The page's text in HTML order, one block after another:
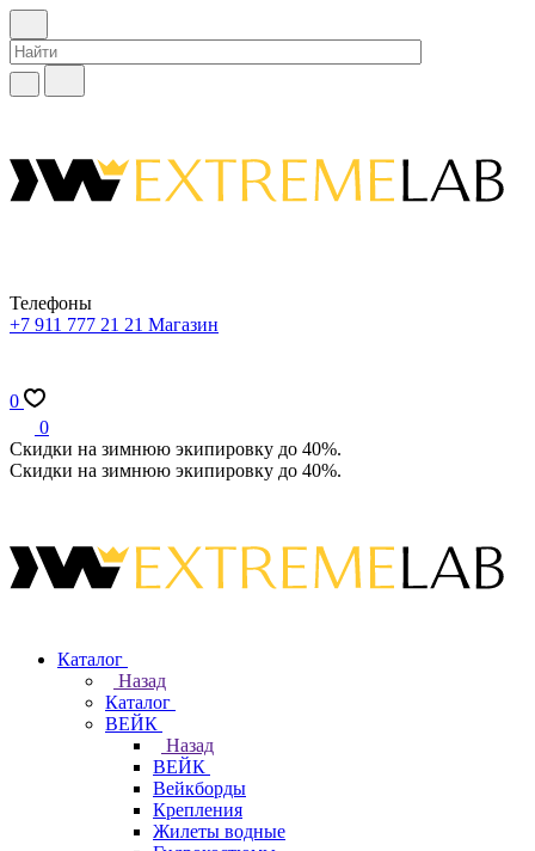
Телефоны
+7 911 777 21 21 Магазин
0
0
Скидки на зимнюю экипировку до 40%.
Скидки на зимнюю экипировку до 40%.
Каталог
Назад
Каталог
ВЕЙК
Назад
ВЕЙК
Вейкборды
Крепления
Жилеты водные